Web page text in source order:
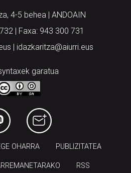
4-5 behea | ANDOAIN
| Faxa: 943 300 731
| idazkaritza@aiurri.eus
garatua
OHARRA PUBLIZITATEA
RSS